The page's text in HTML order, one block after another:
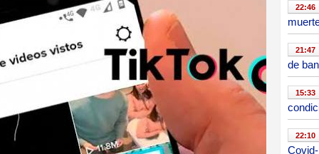
22:46
21:47
de
15:33
22:10